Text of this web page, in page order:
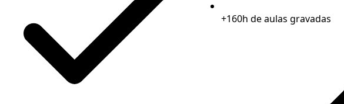
+160h de aulas gravadas